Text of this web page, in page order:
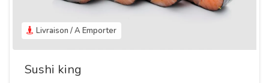
Livraison / A Emporter
Sushi king